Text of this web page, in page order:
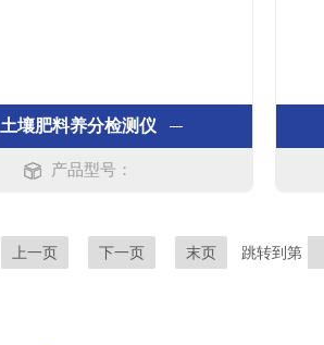
土壤肥料养分检测仪
产品型号：
上一页 下一页 末页 跳转到第